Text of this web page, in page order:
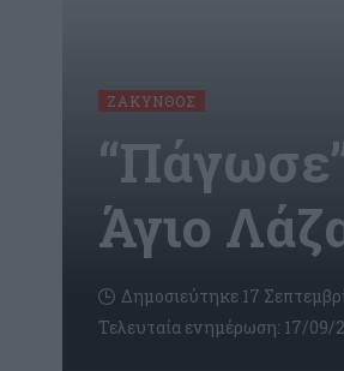
ΖΆΚΥΝΘΟΣ
Άγιο
Τελευταία ενημέρωση: 17/09/
Δημοσιεύτηκε 17